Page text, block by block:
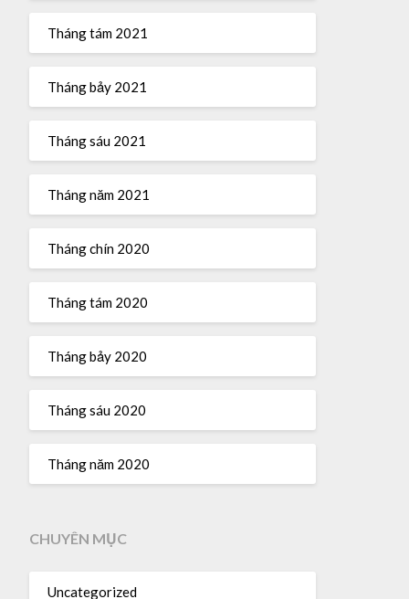
Tháng tám 2021
Tháng bảy 2021
Tháng sáu 2021
Tháng năm 2021
Tháng chín 2020
Tháng tám 2020
Tháng bảy 2020
Tháng sáu 2020
Tháng năm 2020
CHUYÊN MỤC
Uncategorized